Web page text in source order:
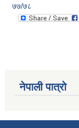
७७/७८
नेपाली पात्रो